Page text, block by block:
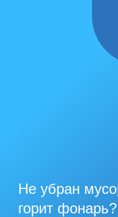
Не убран
горит фонарь?